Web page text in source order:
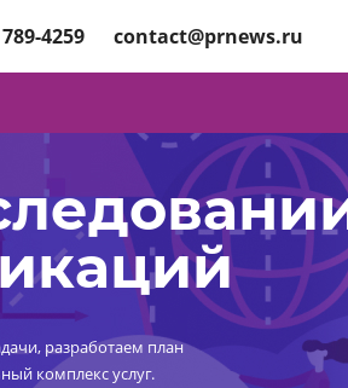
4259 contact@prnews.ru
разработаем план
комплекс услуг.